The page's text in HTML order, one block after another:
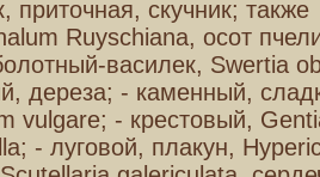
приточная, скучник; также
Ruyschiana, осот
василек, Swertia
дереза; - каменный,
vulgare; - крестовый,
- луговой, плакун,